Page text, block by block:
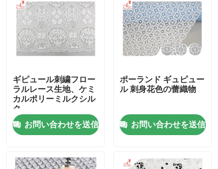
家
プロダクト
ギピュール刺繍フロー
ラルレース生地、ケミ
カルポリーミルクシル
ク
お問い合わせを送信
ポーランド ギュピュー
ル 刺身花色の蕾織物
お問い合わせを送信